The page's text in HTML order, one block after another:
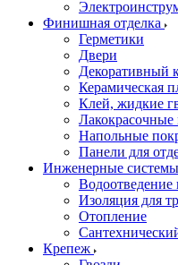
Финишная отделка
Герметики
Двери
Декоративный
Керамическая
Клей, жидкие
Лакокрасочные
Напольные
Панели для
Инженерные системы
Водоотведение
Изоляция для
Отопление
Крепеж